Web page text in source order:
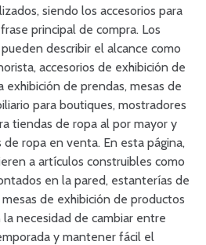
siendo los accesorios para
principal de compra. Los
describir el alcance como
accesorios de exhibición de
exhibición de prendas, mesas de
para boutiques, mostradores
tiendas de ropa al por mayor y
ropa en venta. En esta página,
a artículos construibles como
en la pared, estanterías de
de exhibición de productos
necesidad de cambiar entre
y mantener fácil el